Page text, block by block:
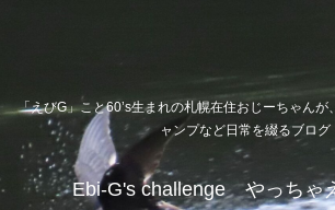
「えびG」こと60’s生まれの札幌在住おじーちゃんが
ャンプなど日常を綴るブログ
Ebi-G's challenge やっちゃ